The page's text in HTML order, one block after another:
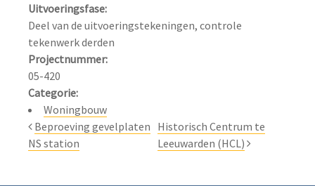
Uitvoeringsfase:
Deel van de uitvoeringstekeningen, controle
Projectnummer:
Categorie:
Woningbouw
Historisch Centrum te
Leeuwarden (HCL)
Beproeving gevelplaten
NS station